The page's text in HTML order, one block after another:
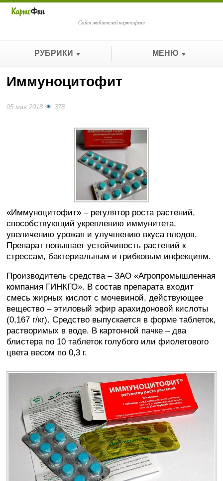
Сайт любителей картофеля
РУБРИКИ МЕНЮ
Иммуноцитофит
05 мая 2018 378
«Иммуноцитофит» – регулятор роста растений,
способствующий укреплению иммунитета,
увеличению урожая и улучшению вкуса плодов.
Препарат повышает устойчивость растений к
стрессам, бактериальным и грибковым инфекциям.
Производитель средства – ЗАО «Агропромышленная
компания ГИНКГО». В состав препарата входит
смесь жирных кислот с мочевиной, действующее
вещество – этиловый эфир арахидоновой кислоты
(0,167 г/кг). Средство выпускается в форме таблеток,
растворимых в воде. В картонной пачке – два
блистера по 10 таблеток голубого или фиолетового
цвета весом по 0,3 г.